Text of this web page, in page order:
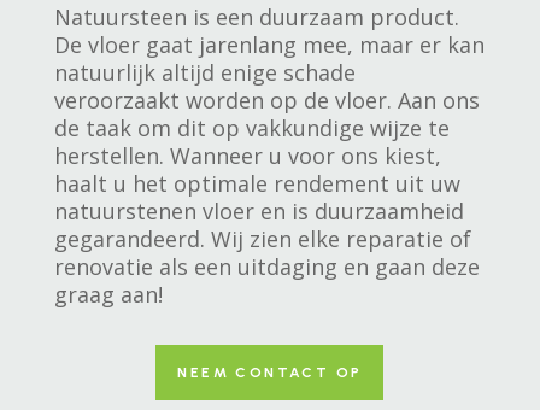
Natuursteen is een duurzaam product.
De vloer gaat jarenlang mee, maar er kan
natuurlijk altijd enige schade
veroorzaakt worden op de vloer. Aan ons
de taak om dit op vakkundige wijze te
herstellen. Wanneer u voor ons kiest,
haalt u het optimale rendement uit uw
natuurstenen vloer en is duurzaamheid
gegarandeerd. Wij zien elke reparatie of
renovatie als een uitdaging en gaan deze
graag aan!
NEEM CONTACT OP